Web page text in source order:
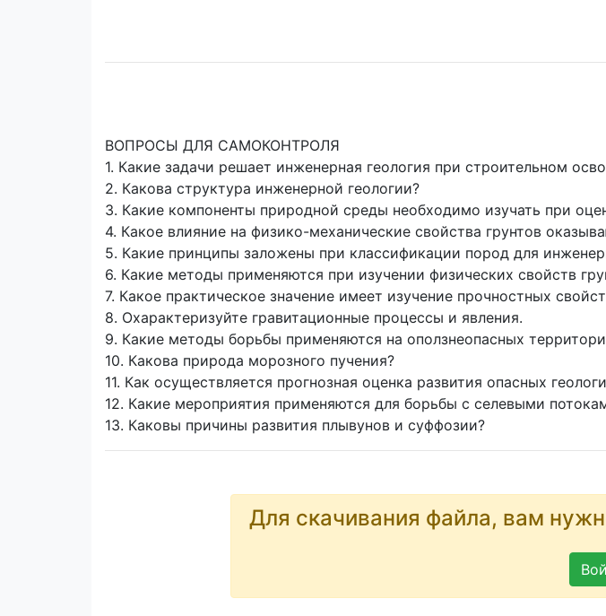
ВОПРОСЫ ДЛЯ САМОКОНТРОЛЯ
1. Какие задачи решает инженерная геология при строительном
2. Какова структура инженерной геологии?
3. Какие компоненты природной среды необходимо изучать при
4. Какое влияние на физико-механические свойства грунтов
5. Какие принципы заложены при классификации пород для
6. Какие методы применяются при изучении физических свойств
7. Какое практическое значение имеет изучение прочностных
8. Охарактеризуйте гравитационные процессы и явления.
9. Какие методы борьбы применяются на оползнеопасных
10. Какова природа морозного пучения?
11. Как осуществляется прогнозная оценка развития опасных
12. Какие мероприятия применяются для борьбы с селевыми
13. Каковы причины развития плывунов и суффозии?
Для скачивания файла, вам